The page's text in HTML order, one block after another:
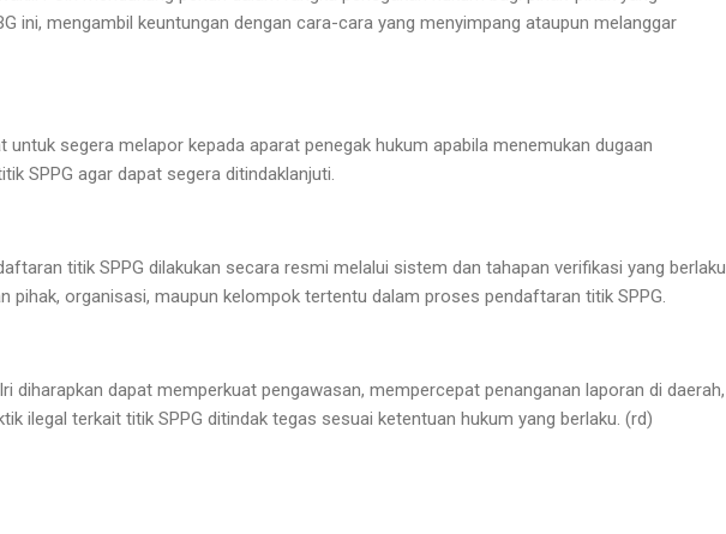
ini, mengambil keuntungan dengan cara-cara yang menyimpang ataupun melanggar
untuk segera melapor kepada aparat penegak hukum apabila menemukan dugaan
SPPG agar dapat segera ditindaklanjuti.
titik SPPG dilakukan secara resmi melalui sistem dan tahapan verifikasi yang berlaku.
pihak, organisasi, maupun kelompok tertentu dalam proses pendaftaran titik SPPG.
diharapkan dapat memperkuat pengawasan, mempercepat penanganan laporan di daerah,
ilegal terkait titik SPPG ditindak tegas sesuai ketentuan hukum yang berlaku. (rd)